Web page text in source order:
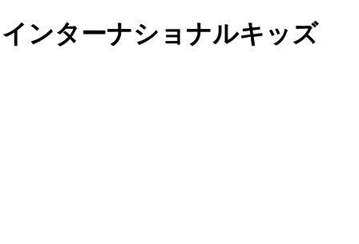
ンターナショナルキッズ